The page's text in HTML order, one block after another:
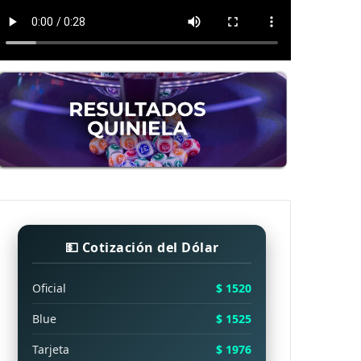
💵 Cotización del Dólar
Oficial
$ 1520
Blue
$ 1525
Tarjeta
$ 1976